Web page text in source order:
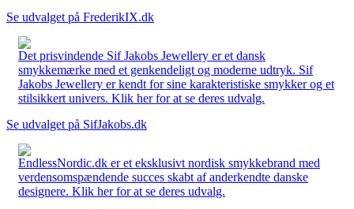
Se udvalget på FrederikIX.dk
Det prisvindende Sif Jakobs Jewellery er et dansk
smykkemærke med et genkendeligt og moderne udtryk. Sif
Jakobs Jewellery er kendt for sine karakteristiske smykker og et
stilsikkert univers. Klik her for at se deres udvalg.
Se udvalget på SifJakobs.dk
EndlessNordic.dk er et eksklusivt nordisk smykkebrand med
verdensomspændende succes skabt af anderkendte danske
designere. Klik her for at se deres udvalg.